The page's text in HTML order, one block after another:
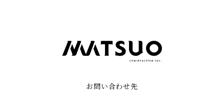
お問い合わせ先